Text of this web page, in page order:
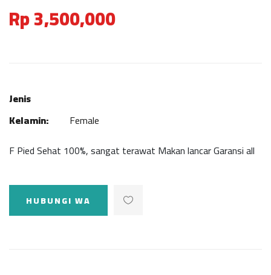
Rp 3,500,000
Jenis
Kelamin:
Female
F Pied Sehat 100%, sangat terawat Makan lancar Garansi all
HUBUNGI WA